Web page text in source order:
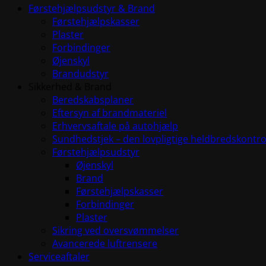
Førstehjælpsudstyr & Brand
Førstehjælpskasser
Plaster
Forbindinger
Øjenskyl
Brandudstyr
Beredskabsplaner
Eftersyn af brandmateriel
Erhvervsaftale på autohjælp
Sundhedstjek – den lovpligtige
Førstehjælpsudstyr
Øjenskyl
Brand
Førstehjælpskasser
Forbindinger
Plaster
Sikring ved oversvømmelser
Avancerede luftrensere
Serviceaftaler